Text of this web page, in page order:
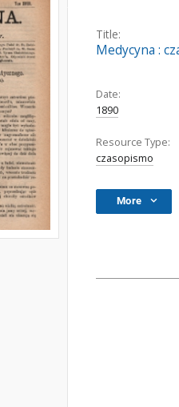
Title:
Medycyna :
Date:
1890
Resource Type:
czasopismo
More